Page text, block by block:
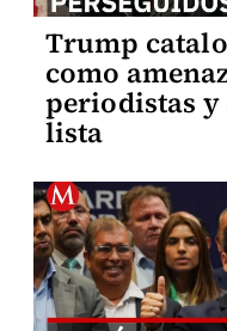
Trump
como
periodistas y
lista